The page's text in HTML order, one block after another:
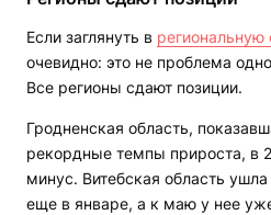
Если заглянуть в региональную
очевидно: это не проблема
Все регионы сдают позиции.
Гродненская область,
рекордные темпы прироста, в
минус. Витебская область
еще в январе, а к маю у нее